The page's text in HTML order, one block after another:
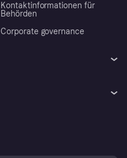
Kontaktinformationen für
Behörden
Corporate governance
Dein Widerrufsrecht